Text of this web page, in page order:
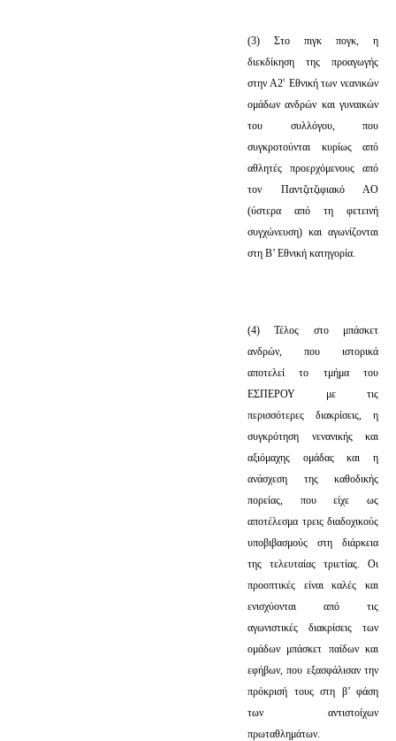
(3) Στο πιγκ πογκ, η
διεκδίκηση της προαγωγής
στην Α2′ Εθνική των νεανικών
ομάδων ανδρών και γυναικών
του συλλόγου, που
συγκροτούνται κυρίως από
αθλητές προερχόμενους από
τον Παντζιτζιφιακό ΑΟ
(ύστερα από τη φετεινή
συγχώνευση) και αγωνίζονται
στη Β’ Εθνική κατηγορία.
(4) Τέλος στο μπάσκετ
ανδρών, που ιστορικά
αποτελεί το τμήμα του
ΕΣΠΕΡΟΥ με τις
περισσότερες διακρίσεις, η
συγκρότηση νενανικής και
αξιόμαχης ομάδας και η
ανάσχεση της καθοδικής
πορείας, που είχε ως
αποτέλεσμα τρεις διαδοχικούς
υποβιβασμούς στη διάρκεια
της τελευταίας τριετίας. Οι
προοπτικές είναι καλές και
ενισχύονται από τις
αγωνιστικές διακρίσεις των
ομάδων μπάσκετ παίδων και
εφήβων, που εξασφάλισαν την
πρόκρισή τους στη β’ φάση
των αντιστοίχων
πρωταθλημάτων.